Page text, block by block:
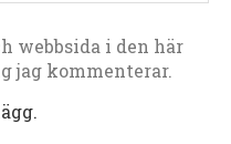
webbsida i den här
jag kommenterar.